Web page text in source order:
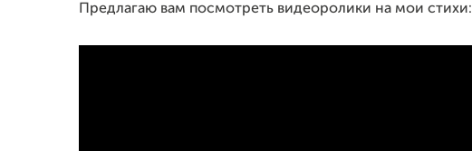
Предлагаю вам посмотреть видеоролики на мои стихи: